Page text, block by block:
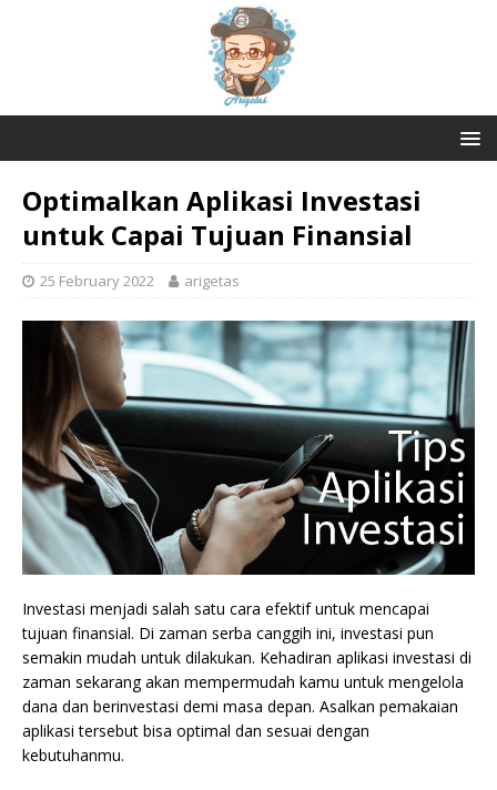
Optimalkan Aplikasi Investasi
untuk Capai Tujuan Finansial
25 February 2022 arigetas
Investasi menjadi salah satu cara efektif untuk mencapai
tujuan finansial. Di zaman serba canggih ini, investasi pun
semakin mudah untuk dilakukan. Kehadiran aplikasi investasi di
zaman sekarang akan mempermudah kamu untuk mengelola
dana dan berinvestasi demi masa depan. Asalkan pemakaian
aplikasi tersebut bisa optimal dan sesuai dengan
kebutuhanmu.